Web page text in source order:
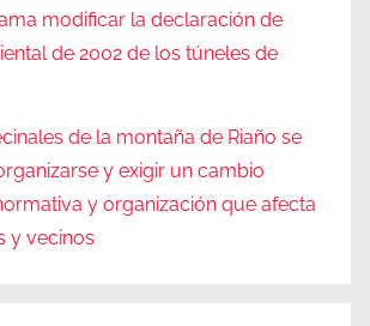
modificar la declaración de
de 2002 de los túneles de
de la montaña de Riaño se
y exigir un cambio
y organización que afecta
y vecinos